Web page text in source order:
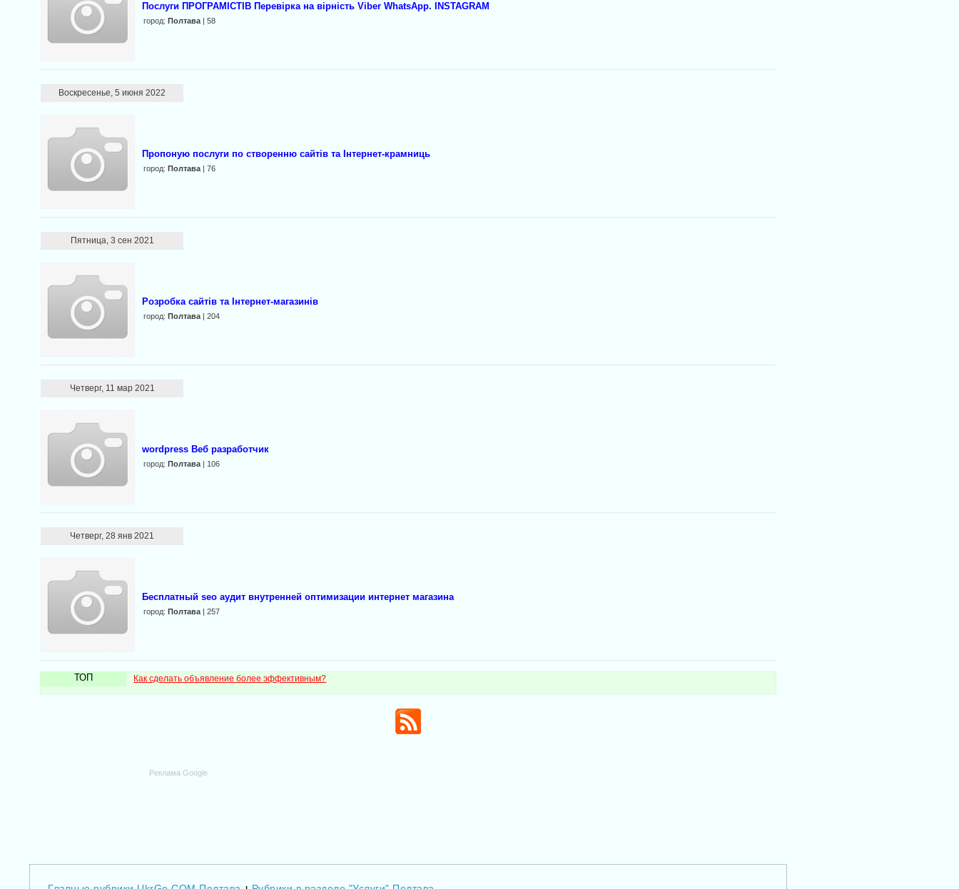
Послуги ПРОГРАМІСТІВ Перевірка на вірність Viber WhatsApp. INSTAGRAM
город:Полтава | 58
Воскресенье, 5 июня 2022
Пропоную послуги по створенню сайтів та Інтернет-крамниць
город:Полтава | 76
Пятница, 3 сен 2021
Розробка сайтів та Інтернет-магазинів
город:Полтава | 204
Четверг, 11 мар 2021
wordpress Веб разработчик
город:Полтава | 106
Четверг, 28 янв 2021
Бесплатный seo аудит внутренней оптимизации интернет магазина
город:Полтава | 257
ТОП Как сделать объявление более эффективным?
Реклама Google